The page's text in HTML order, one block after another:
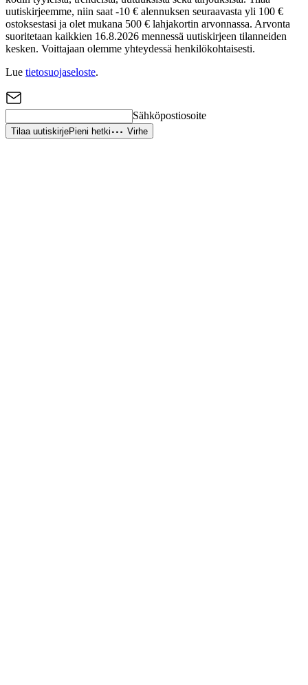
uutiskirjeemme, niin saat -10 € alennuksen seuraavasta yli 100 €
ostoksestasi ja olet mukana 500 € lahjakortin arvonnassa. Arvonta
suoritetaan kaikkien 16.8.2026 mennessä uutiskirjeen tilanneiden
kesken. Voittajaan olemme yhteydessä henkilökohtaisesti.
Lue tietosuojaseloste.
Sähköpostiosoite
Tilaa uutiskirjePieni hetki Virhe